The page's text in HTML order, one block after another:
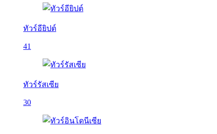
ทัวร์อียิปต์
41
ทัวร์รัสเซีย
30